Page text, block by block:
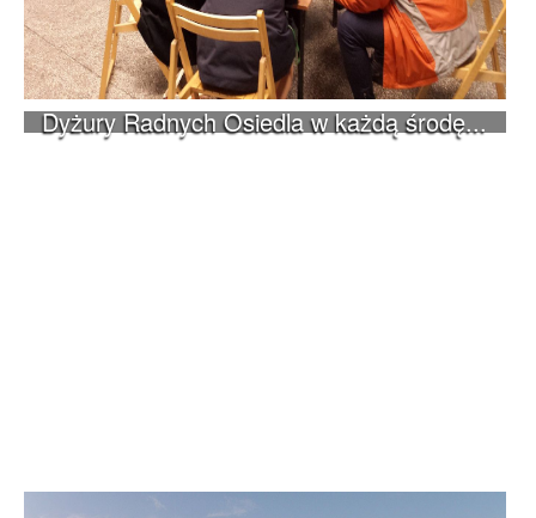
Dyżury Radnych Osiedla w każdą środę...